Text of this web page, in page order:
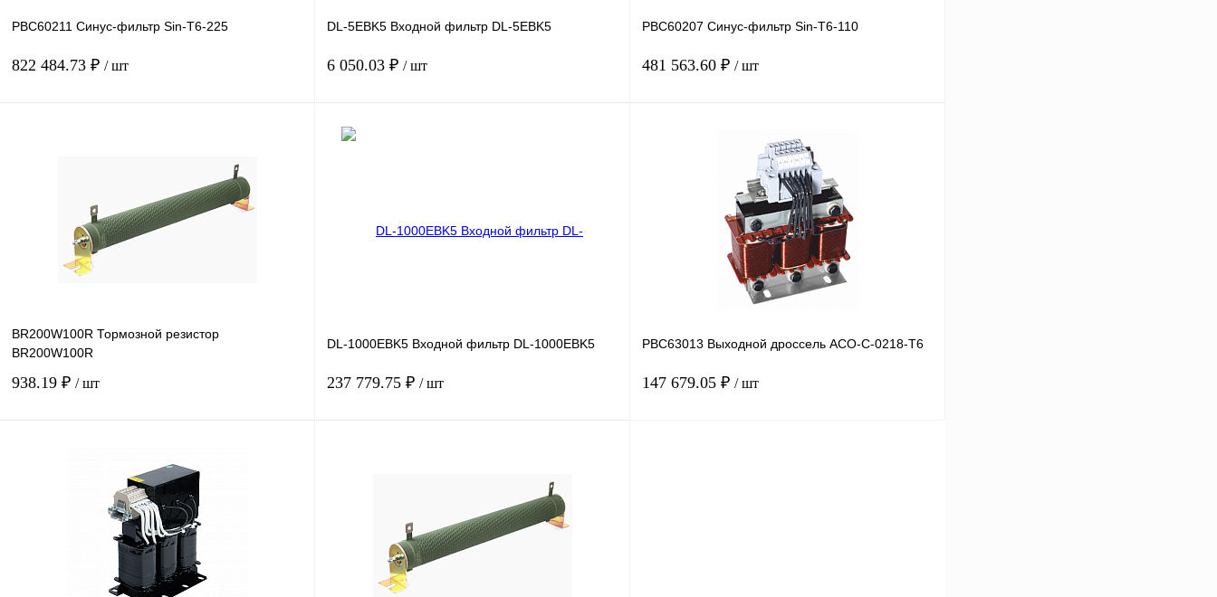
PBC60211 Синус-фильтр Sin-T6-225
822 484.73 ₽ / шт
Сравнение
Под заказ
DL-5EBK5 Входной фильтр DL-5EBK5
6 050.03 ₽ / шт
PBC60207 Синус-фильтр Sin-T6-110
481 563.60 ₽ / шт
Сравнение
Под заказ
BR200W100R Тормозной резистор
BR200W100R
938.19 ₽ / шт
Сравнение
Под заказ
DL-1000EBK5 Входной фильтр DL-1000EBK5
237 779.75 ₽ / шт
Сравнение
Под заказ
PBC63013 Выходной дроссель ACO-C-0218-T6
147 679.05 ₽ / шт